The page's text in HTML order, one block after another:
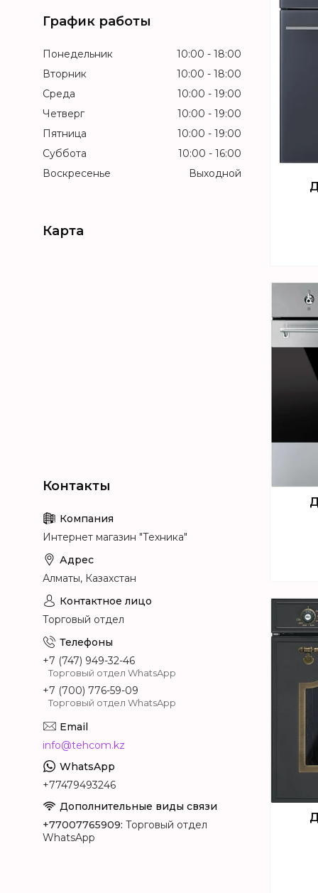
График работы
Понедельник 10:00
18:00
Вторник
10:00
18:00
Среда
10:00
19:00
Четверг
10:00
19:00
Пятница
10:00
19:00
Суббота
10:00
16:00
Воскресенье
Выходной
Карта
Интернет магазин "Техника"
Алматы, Казахстан
Торговый отдел
+7 (747) 949-32-46
Торговый отдел WhatsApp
+7 (700) 776-59-09
Торговый отдел WhatsApp
info@tehcom.kz
+77479493246
+77007765909 Торговый отдел
WhatsApp